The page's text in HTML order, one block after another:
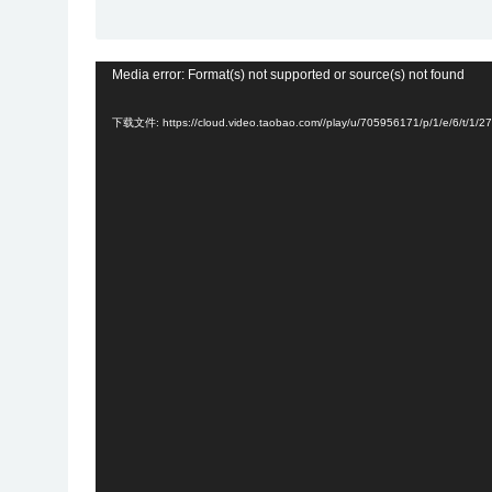
Media error: Format(s) not supported or source(s) not found
下载文件: https://cloud.video.taobao.com//play/u/705956171/p/1/e/6/t/1/